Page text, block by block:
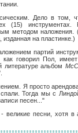
Дело в том,
(15)
методом
на пластинке.)
партий
говорил Пол,
литературе альбом
Я просто
Тогда мы с
песен..."
великие песни, хотя в